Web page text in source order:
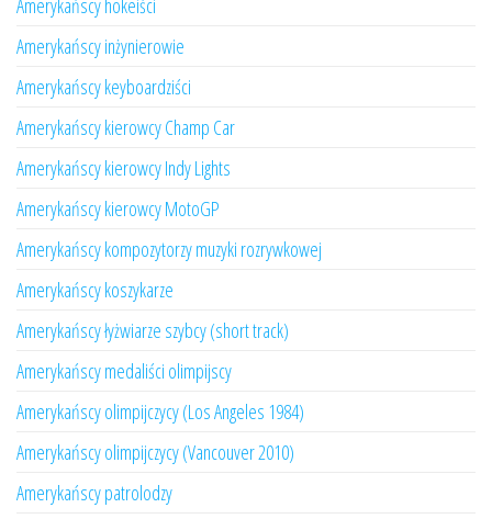
Amerykańscy hokeiści
Amerykańscy inżynierowie
Amerykańscy keyboardziści
Amerykańscy kierowcy Champ Car
Amerykańscy kierowcy Indy Lights
Amerykańscy kierowcy MotoGP
Amerykańscy kompozytorzy muzyki rozrywkowej
Amerykańscy koszykarze
Amerykańscy łyżwiarze szybcy (short track)
Amerykańscy medaliści olimpijscy
Amerykańscy olimpijczycy (Los Angeles 1984)
Amerykańscy olimpijczycy (Vancouver 2010)
Amerykańscy patrolodzy